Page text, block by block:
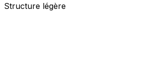
Structure légère